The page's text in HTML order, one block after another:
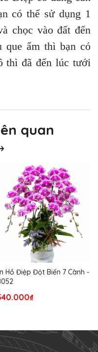
có thể sử dụng 1
chọc vào đất đến
que ẩm thì bạn có
thì đã đến lúc tưới
quan
Hồ Điệp Đột Biến 7 Cành -